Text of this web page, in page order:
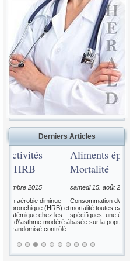
Derniers Articles
et
à
Aliments épicés et
Mortalité
samedi 15. août 2015
Consommation d\'aliments épicés et
mortalité toutes causes et
spécifiques: une étude de cohorte
basée sur la population.